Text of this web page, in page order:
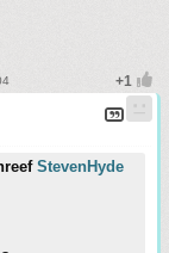
StevenHyde